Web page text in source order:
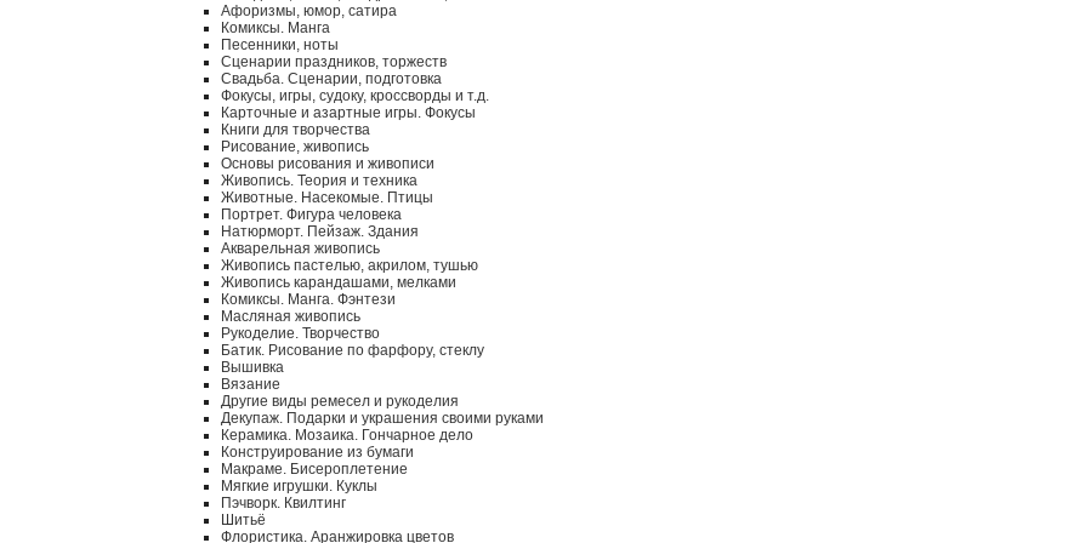
Афоризмы, юмор, сатира
Комиксы. Манга
Песенники, ноты
Сценарии праздников, торжеств
Свадьба. Сценарии, подготовка
Фокусы, игры, судоку, кроссворды и т.д.
Карточные и азартные игры. Фокусы
Книги для творчества
Рисование, живопись
Основы рисования и живописи
Живопись. Теория и техника
Животные. Насекомые. Птицы
Портрет. Фигура человека
Натюрморт. Пейзаж. Здания
Акварельная живопись
Живопись пастелью, акрилом, тушью
Живопись карандашами, мелками
Комиксы. Манга. Фэнтези
Масляная живопись
Рукоделие. Творчество
Батик. Рисование по фарфору, стеклу
Вышивка
Вязание
Другие виды ремесел и рукоделия
Декупаж. Подарки и украшения своими руками
Керамика. Мозаика. Гончарное дело
Конструирование из бумаги
Макраме. Бисероплетение
Мягкие игрушки. Куклы
Пэчворк. Квилтинг
Шитьё
Флористика. Аранжировка цветов